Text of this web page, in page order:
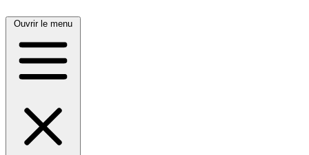
Ouvrir le menu